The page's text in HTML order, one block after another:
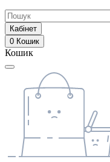
Кабінет
0 Кошик
Кошик